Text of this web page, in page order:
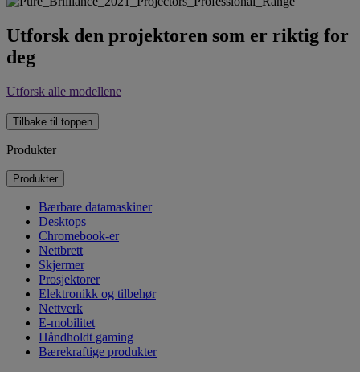
Utforsk den projektoren som er riktig for
deg
Utforsk alle modellene
Tilbake til toppen
Produkter
Produkter
Bærbare datamaskiner
Desktops
Chromebook-er
Nettbrett
Skjermer
Prosjektorer
Elektronikk og tilbehør
Nettverk
E-mobilitet
Håndholdt gaming
Bærekraftige produkter